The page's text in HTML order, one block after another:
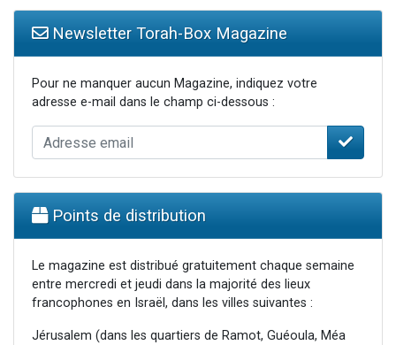
Newsletter Torah-Box Magazine
Pour ne manquer aucun Magazine, indiquez votre
adresse e-mail dans le champ ci-dessous :
Points de distribution
Le magazine est distribué gratuitement chaque semaine
entre mercredi et jeudi dans la majorité des lieux
francophones en Israël, dans les villes suivantes :
Jérusalem (dans les quartiers de Ramot, Guéoula, Méa